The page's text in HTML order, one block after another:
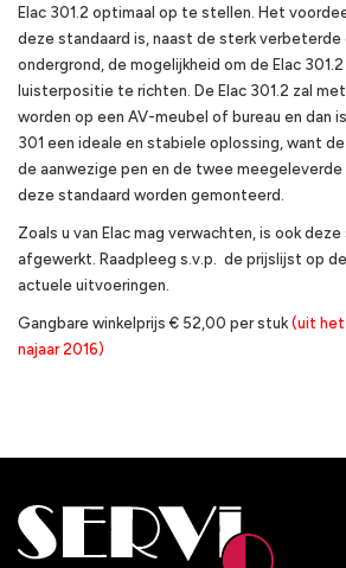
Elac 301.2 optimaal op te stellen. Het
deze standaard is, naast de sterk
ondergrond, de mogelijkheid om de Elac
luisterpositie te richten. De Elac 301.2 zal
worden op een AV-meubel of bureau en dan
301 een ideale en stabiele oplossing, want de
de aanwezige pen en de twee
deze standaard worden gemonteerd.
Zoals u van Elac mag verwachten, is ook
afgewerkt. Raadpleeg s.v.p. de prijslijst op
actuele uitvoeringen.
Gangbare winkelprijs € 52,00 per stuk(uit het
najaar 2016)